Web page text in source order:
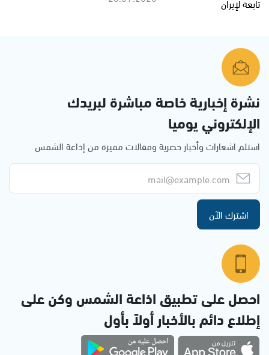
نشرة إخبارية خاصة مباشرة لبريدك
الإلكتروني يوميا
استلم اشعارات وأخبار حصرية ومقالات مميزة من إذاعة الشمس
اشترك الآن
احصل على تطبيق اذاعة الشمس وكن على
إطلاع دائم بالأخبار أولاً بأول